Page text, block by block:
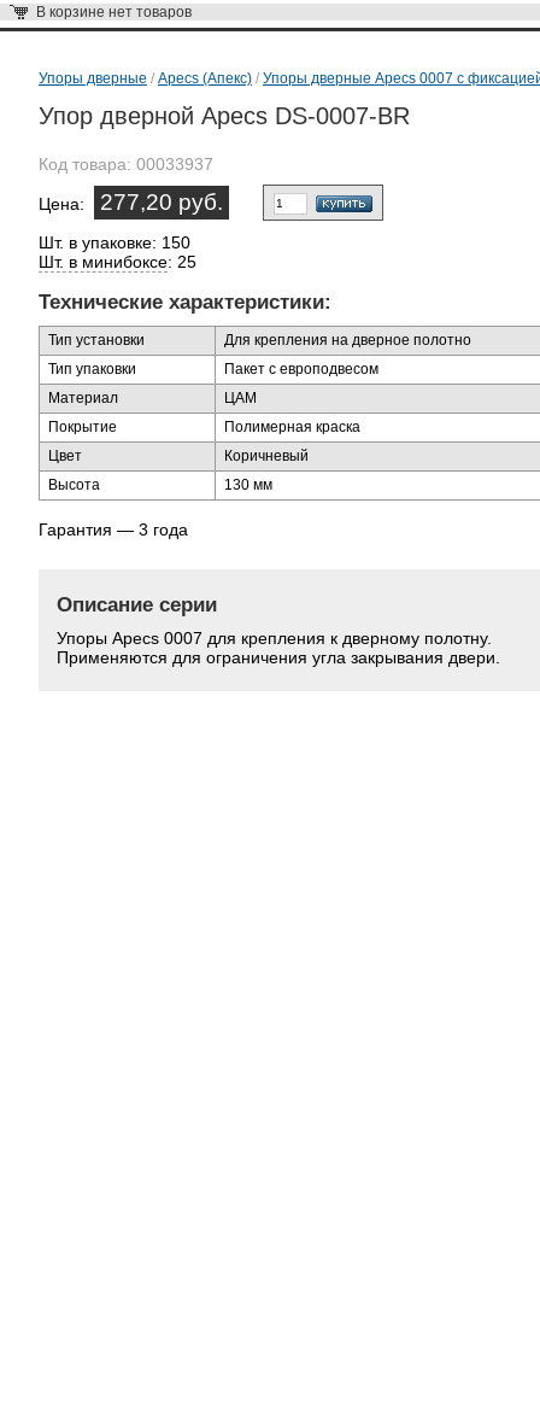
В корзине нет товаров
Упоры дверные / Apecs (Апекс) / Упоры дверные Apecs 0007 с
Упор дверной Apecs DS-0007-BR
Код товара: 00033937
Цена: 277,20 руб.
Шт. в упаковке: 150
Шт. в минибоксе: 25
Технические характеристики:
Тип установки
Для крепления на дверное полотно
Тип упаковки
Пакет с европодвесом
Материал
ЦАМ
Покрытие
Полимерная краска
Цвет
Коричневый
Высота
130 мм
Гарантия — 3 года
Описание серии
Упоры Apecs 0007 для крепления к дверному полотну.
Применяются для ограничения угла закрывания двери.